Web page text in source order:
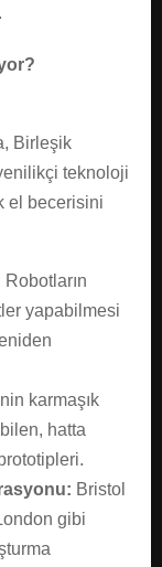
Birleşik
teknoloji
el becerisini
Robotların
yapabilmesi
karmaşık
hatta
Bristol
gibi